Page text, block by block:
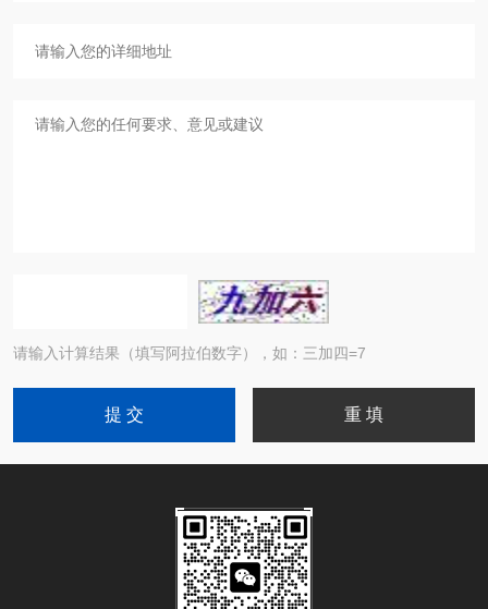
请输入计算结果（填写阿拉伯数字），如：三加四=7